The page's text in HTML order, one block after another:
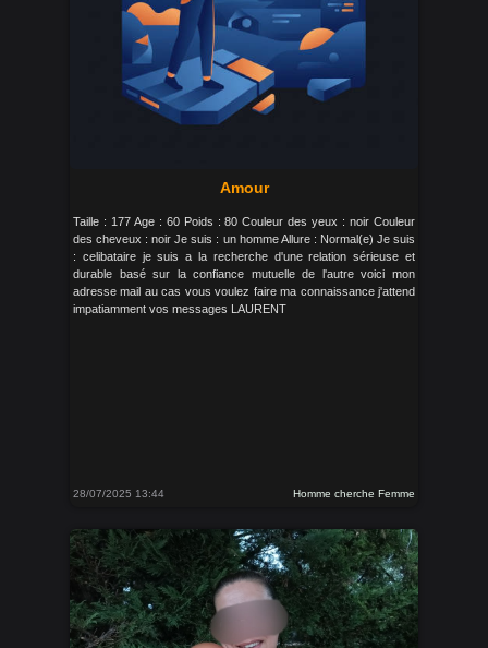
Amour
Taille : 177 Age : 60 Poids : 80 Couleur des yeux : noir Couleur
des cheveux : noir Je suis : un homme Allure : Normal(e) Je suis
: celibataire je suis a la recherche d'une relation sérieuse et
durable basé sur la confiance mutuelle de l'autre voici mon
adresse mail au cas vous voulez faire ma connaissance j'attend
impatiamment vos messages LAURENT
28/07/2025 13:44 Homme cherche Femme